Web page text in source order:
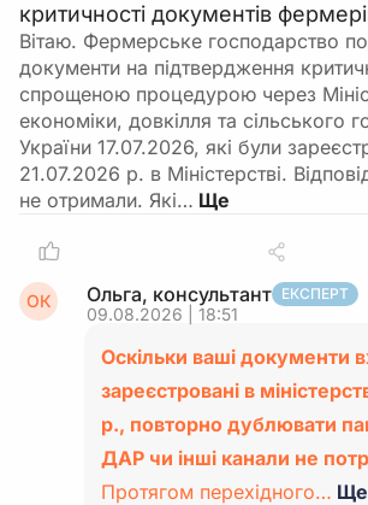
критичності документів
Вітаю. Фермерське господарство
документи на підтвердження
спрощеною процедурою через
економіки, довкілля та сільського
України 17.07.2026, які були
21.07.2026 р. в Міністерстві.
не отримали. Які…
ОК Ольга, консультант ЕКСПЕРТ
09.08.2026 | 18:51
Оскільки ваші документи
зареєстровані в
р., повторно дублювати
ДАР чи інші канали не
Протягом перехідного… Ще